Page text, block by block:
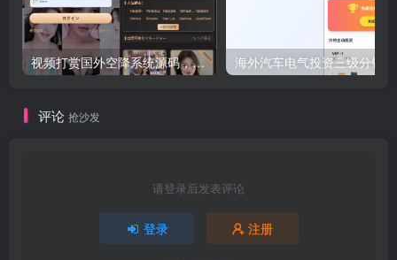
视频打赏国外空降系统源码，三国语言php源码无加密
评论 抢沙发
请登录后发表评论
登录 注册